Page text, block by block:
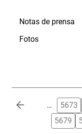
Notas de prensa
Fotos
Paginación … 5673
5679